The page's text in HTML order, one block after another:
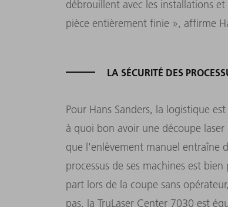
débrouillent avec les installations
pièce entièrement finie », affirme
LA SÉCURITÉ DES
Pour Hans Sanders, la logistique
à quoi bon avoir une découpe
que l'enlèvement manuel entraîne
processus de ses machines est
part lors de la coupe sans
pas, la TruLaser Center 7030 est